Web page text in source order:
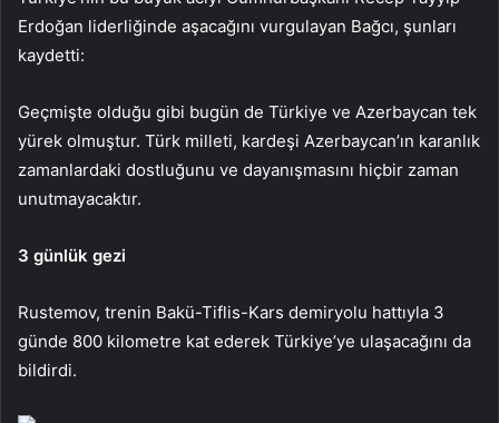
Erdoğan liderliğinde aşacağını vurgulayan Bağcı, şunları
kaydetti:
Geçmişte olduğu gibi bugün de Türkiye ve Azerbaycan tek
yürek olmuştur. Türk milleti, kardeşi Azerbaycan’ın karanlık
zamanlardaki dostluğunu ve dayanışmasını hiçbir zaman
unutmayacaktır.
3 günlük gezi
Rustemov, trenin Bakü-Tiflis-Kars demiryolu hattıyla 3
günde 800 kilometre kat ederek Türkiye’ye ulaşacağını da
bildirdi.